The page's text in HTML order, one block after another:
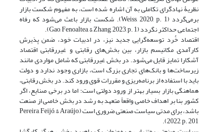
نظریۀ نهادگرای تکاملی به آن اشاره شده است، به مفهوم شکست بازار
برمی‌گردد ‏(Weiss, 2020, p. 1). شکست بازار باعث می‌شود که رفاه
اجتماعی حداکثر نگردد ‏(Gao, Fenoaltea, & Zhang, 2023, p. 1).
اقتصاد خُرد توسعه‌گرایی جدید نیز، در ادبیات خود، ضمن پذیرش
کارآمدی مکانیسم بازار، بین بخش‌های رقابتی و غیررقابتی اقتصاد
آشکارا تمایز قایل می‌شود. در بخش غیررقابتی که شامل مواردی مانند
زیرساخت‌ها و بانک‌های تجاری بزرگ است، بازاری وجود ندارد و دولت
باید با استفاده از برنامه‌ریزی و مقررات قوی ورود کند. در بخش رقابتی،
هماهنگی بازار بسیار بهتر از ورود دولتی است؛ اما در برخی صنایع، اگر
کشور بنا بر اهداف خاصی واقعاً متعهد به رشد در بخش خاصی از صنعت
باشد، برای مدتی سیاست صنعتی ضروری است ‏(Pereira, Feijó, & Araújo,
2022, p. 201).